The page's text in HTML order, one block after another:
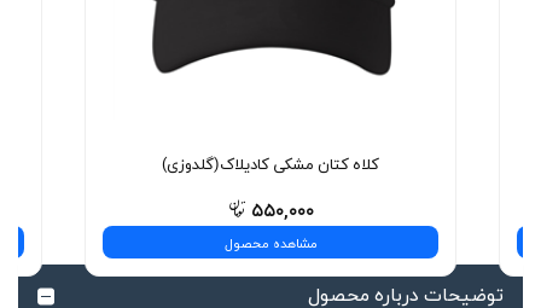
کلاه کتان مشکی کادیلاک(گلدوزی)
۵۵۰,۰۰۰
مشاهده محصول
توضیحات درباره محصول